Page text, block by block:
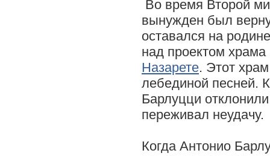
Во время Второй
вынужден был
оставался на
над проектом
Назарете. Этот
лебединой песней.
Барлуцци
переживал неудачу.
Когда Антонио